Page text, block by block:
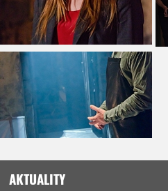
AKTUALITY